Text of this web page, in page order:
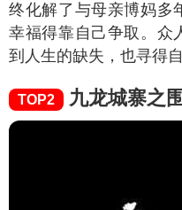
终化解了与母亲博妈多
幸福得靠自己争取。众
到人生的缺失，也寻得
TOP2 九龙城寨之